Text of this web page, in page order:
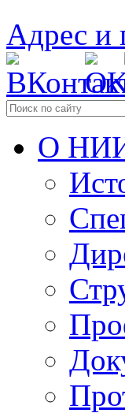
Адрес и
О